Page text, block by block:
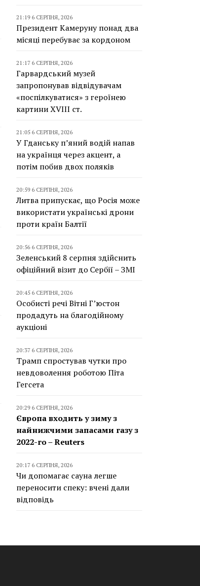
21:19 6 СЕРПНЯ, 2026
Президент Камеруну понад два
місяці перебуває за кордоном
21:17 6 СЕРПНЯ, 2026
Гарвардський музей
запропонував відвідувачам
«поспілкуватися» з героїнею
картини XVIII ст.
21:05 6 СЕРПНЯ, 2026
У Гданську п’яний водій напав
на українця через акцент, а
потім побив двох поляків
20:59 6 СЕРПНЯ, 2026
Литва припускає, що Росія може
використати українські дрони
проти країн Балтії
20:56 6 СЕРПНЯ, 2026
Зеленський 8 серпня здійснить
офіційний візит до Сербії – ЗМІ
20:45 6 СЕРПНЯ, 2026
Особисті речі Вітні Г’юстон
продадуть на благодійному
аукціоні
20:37 6 СЕРПНЯ, 2026
Трамп спростував чутки про
невдоволення роботою Піта
Гегсета
20:29 6 СЕРПНЯ, 2026
Європа входить у зиму з
найнижчими запасами газу з
2022-го – Reuters
20:17 6 СЕРПНЯ, 2026
Чи допомагає сауна легше
переносити спеку: вчені дали
відповідь